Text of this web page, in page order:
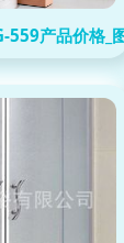
559产品价格_